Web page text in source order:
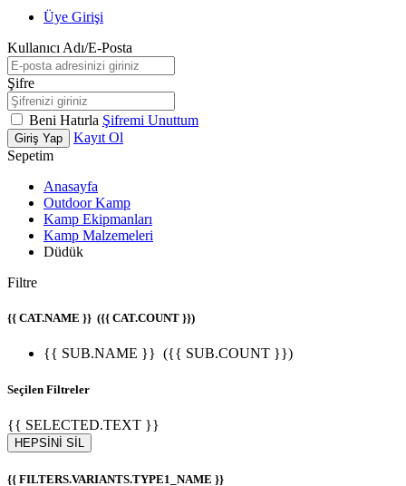
Üye Girişi
Kullanıcı Adı/E-Posta
Şifre
Beni Hatırla Şifremi Unuttum
Giriş Yap
Kayıt Ol
Sepetim
Anasayfa
Outdoor Kamp
Kamp Ekipmanları
Kamp Malzemeleri
Düdük
Filtre
{{ CAT.NAME }} ({{ CAT.COUNT }})
{{ SUB.NAME }} ({{ SUB.COUNT }})
Seçilen Filtreler
{{ SELECTED.TEXT }}
HEPSİNİ SİL
{{ FILTERS.VARIANTS.TYPE1_NAME }}